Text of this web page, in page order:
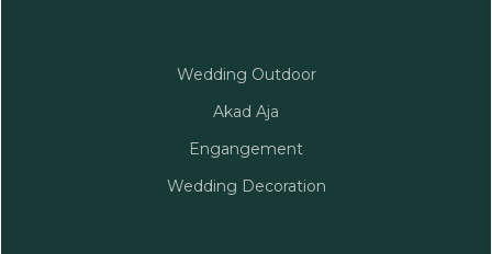
Wedding Outdoor
Akad Aja
Engangement
Wedding Decoration